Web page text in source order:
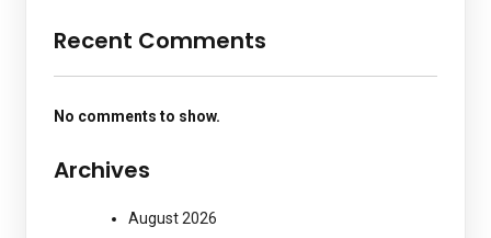
Recent Comments
No comments to show.
Archives
August 2026